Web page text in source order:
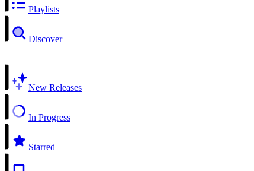
Playlists
Discover
New Releases
In Progress
Starred